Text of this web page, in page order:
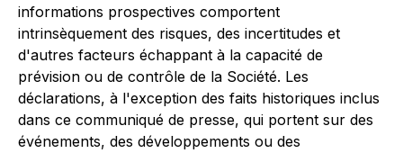
informations prospectives comportent
intrinsèquement des risques, des incertitudes et
d'autres facteurs échappant à la capacité de
prévision ou de contrôle de la Société. Les
déclarations, à l'exception des faits historiques inclus
dans ce communiqué de presse, qui portent sur des
événements, des développements ou des